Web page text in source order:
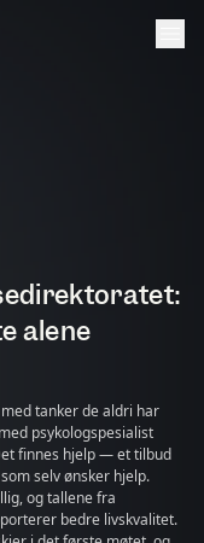
alene
tanker de aldri har
finnes hjelp — et tilbud
selv ønsker hjelp.
og tallene fra
bedre livskvalitet.